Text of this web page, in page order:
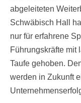
abgeleiteten
Schwäbisch Hall
nur für erfahrene
Führungskräfte mit
Taufe gehoben.
werden in Zukunft